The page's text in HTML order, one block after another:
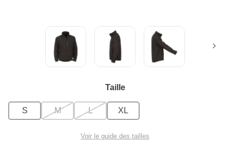
Taille
S M L XL
Voir le guide des tailles